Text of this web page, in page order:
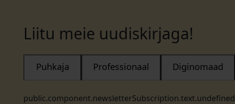
Liitu meie uudiskirjaga!
public.component.newsletterSubscription.text.undefined
Puhkaja Professionaal Diginomaad